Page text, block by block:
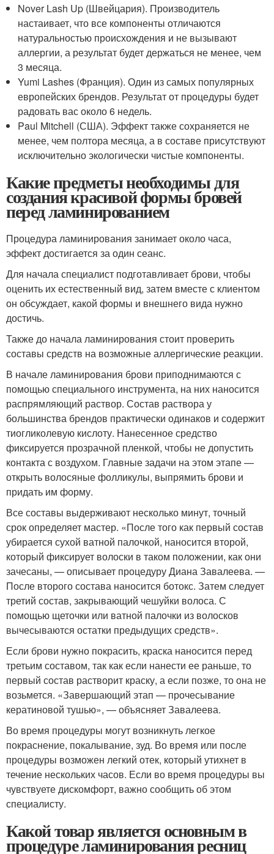
Nover Lash Up (Швейцария). Производитель
настаивает, что все компоненты отличаются
натуральностью происхождения и не вызывают
аллергии, а результат будет держаться не менее, чем
3 месяца.
Yumi Lashes (Франция). Один из самых популярных
европейских брендов. Результат от процедуры будет
радовать вас около 6 недель.
Paul Mitchell (США). Эффект также сохраняется не
менее, чем полтора месяца, а в составе присутствуют
исключительно экологически чистые компоненты.
Какие предметы необходимы для
создания красивой формы бровей
перед ламинированием
Процедура ламинирования занимает около часа,
эффект достигается за один сеанс.
Для начала специалист подготавливает брови, чтобы
оценить их естественный вид, затем вместе с клиентом
он обсуждает, какой формы и внешнего вида нужно
достичь.
Также до начала ламинирования стоит проверить
составы средств на возможные аллергические реакции.
В начале ламинирования брови приподнимаются с
помощью специального инструмента, на них наносится
распрямляющий раствор. Состав раствора у
большинства брендов практически одинаков и содержит
тиогликолевую кислоту. Нанесенное средство
фиксируется прозрачной пленкой, чтобы не допустить
контакта с воздухом. Главные задачи на этом этапе —
открыть волосяные фолликулы, выпрямить брови и
придать им форму.
Все составы выдерживают несколько минут, точный
срок определяет мастер. «После того как первый состав
убирается сухой ватной палочкой, наносится второй,
который фиксирует волоски в таком положении, как они
зачесаны, — описывает процедуру Диана Завалеева. —
После второго состава наносится ботокс. Затем следует
третий состав, закрывающий чешуйки волоса. С
помощью щеточки или ватной палочки из волосков
вычесываются остатки предыдущих средств».
Если брови нужно покрасить, краска наносится перед
третьим составом, так как если нанести ее раньше, то
первый состав растворит краску, а если позже, то она не
возьмется. «Завершающий этап — прочесывание
кератиновой тушью», — объясняет Завалеева.
Во время процедуры могут возникнуть легкое
покраснение, покалывание, зуд. Во время или после
процедуры возможен легкий отек, который утихнет в
течение нескольких часов. Если во время процедуры вы
чувствуете дискомфорт, важно сообщить об этом
специалисту.
Какой товар является основным в
процедуре ламинирования ресниц